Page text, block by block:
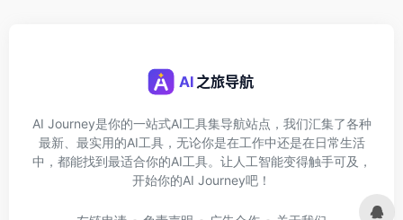
AI Journey是你的一站式AI工具集导航站点，我们汇集了各种
最新、最实用的AI工具，无论你是在工作中还是在日常生活
中，都能找到最适合你的AI工具。让人工智能变得触手可及，
开始你的AI Journey吧！